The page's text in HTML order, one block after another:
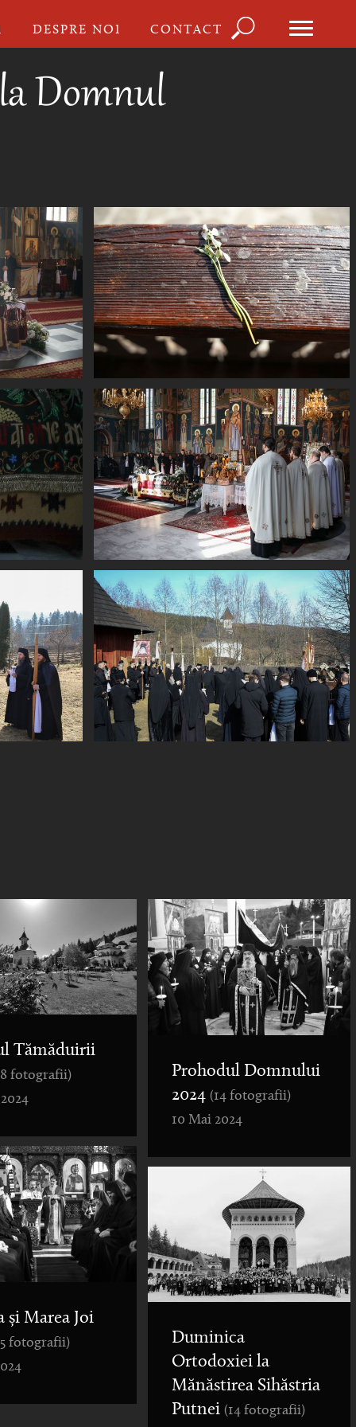
DESPRE NOI CONTACT
Domnul
Tămăduirii
fotografii)
Prohodul Domnului
2024 (14 fotografii)
10 Mai 2024
și Marea Joi
fotografii)
Duminica
Ortodoxiei la
Mănăstirea Sihăstria
Putnei (14 fotografii)